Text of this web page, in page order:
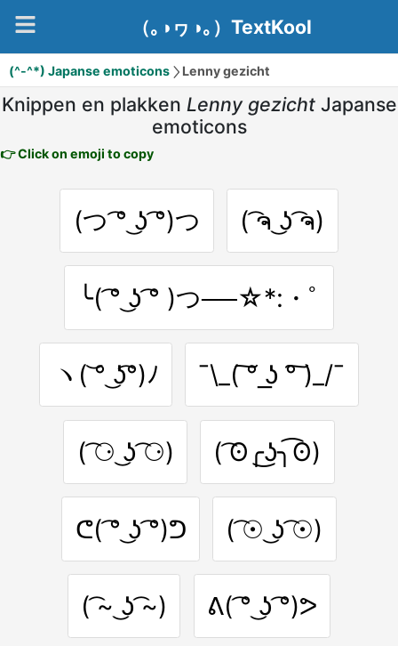
（｡◑ヮ◑｡）TextKool
(^-^*) Japanse emoticons Lenny gezicht
Knippen en plakken Lenny gezicht Japanse
emoticons
👉 Click on emoji to copy
(つ ͡° ͜ʖ ͡°)つ ( ͡ຈ ͜ʖ ͡ຈ)
╰( ͡° ͜ʖ ͡° )つ──☆*:・ﾟ
ヽ( ͝° ͜ʖ͡°)ﾉ ¯\_( ͠° ͟ʖ °͠ )_/¯
( ͡⚆ ͜ʖ ͡⚆) ( ͡ʘ╭͜ʖ╮͡ʘ)
ᕦ( ͡° ͜ʖ ͡°)ᕤ ( ͡☉ ͜ʖ ͡☉)
( ͡~ ͜ʖ ͡~) ᕕ( ͡° ͜ʖ ͡°)ᕗ